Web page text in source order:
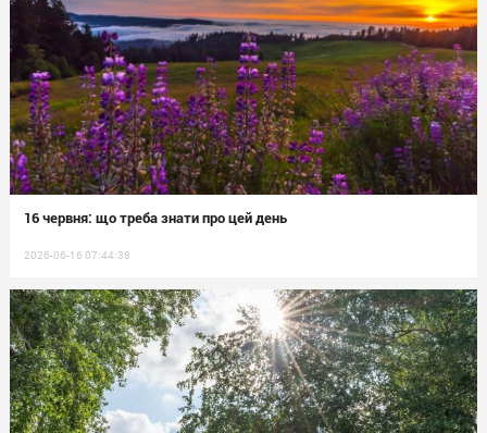
16 червня: що треба знати про цей день
2026-06-16 07:44:38